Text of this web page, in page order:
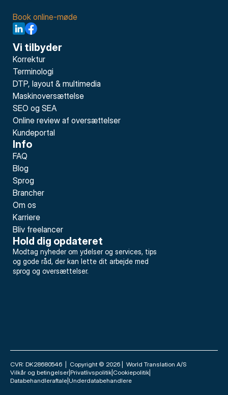
Book online-møde
Vi tilbyder
Korrektur
Terminologi
DTP, layout & multimedia
Maskinoversættelse
SEO og SEA
Online review af oversættelser
Kundeportal
Info
FAQ
Blog
Sprog
Brancher
Om os
Karriere
Bliv freelancer
Hold dig opdateret
Modtag nyheder om ydelser og services, tips
og gode råd, der kan lette dit arbejde med
sprog og oversættelser.
CVR: DK28680546  |  Copyright © 2026 |  World Translation A/S
Vilkår og betingelser Privatlivspolitik Cookiepolitik
Databehandleraftale Underdatabehandlere